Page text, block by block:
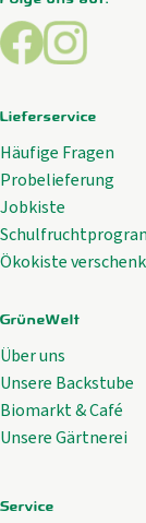
Externer
Lieferservice
Häufige Fragen
Probelieferung
Jobkiste
Ökokiste
GrüneWelt
Über uns
Unsere Backstube
Biomarkt & Café
Unsere Gärtnerei
Service